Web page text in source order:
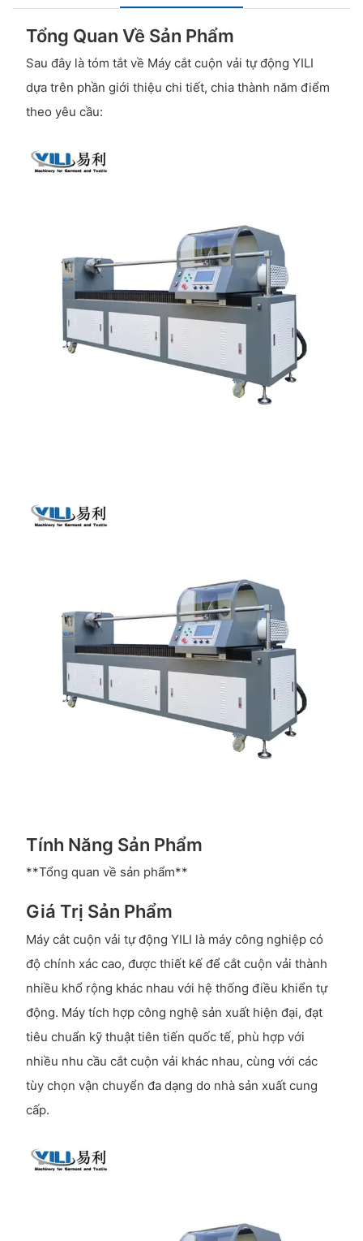
Tổng Quan Về Sản Phẩm
Sau đây là tóm tắt về Máy cắt cuộn vải tự động YILI
dựa trên phần giới thiệu chi tiết, chia thành năm điểm
theo yêu cầu:
Tính Năng Sản Phẩm
**Tổng quan về sản phẩm**
Giá Trị Sản Phẩm
Máy cắt cuộn vải tự động YILI là máy công nghiệp có
độ chính xác cao, được thiết kế để cắt cuộn vải thành
nhiều khổ rộng khác nhau với hệ thống điều khiển tự
động. Máy tích hợp công nghệ sản xuất hiện đại, đạt
tiêu chuẩn kỹ thuật tiên tiến quốc tế, phù hợp với
nhiều nhu cầu cắt cuộn vải khác nhau, cùng với các
tùy chọn vận chuyển đa dạng do nhà sản xuất cung
cấp.